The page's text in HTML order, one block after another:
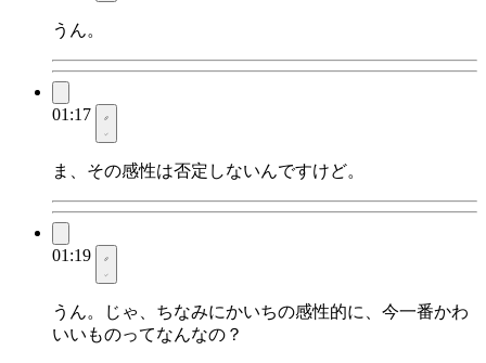
うん。
01:17
ま、その感性は否定しないんですけど。
01:19
うん。じゃ、ちなみにかいちの感性的に、今一番かわ
いいものってなんなの？